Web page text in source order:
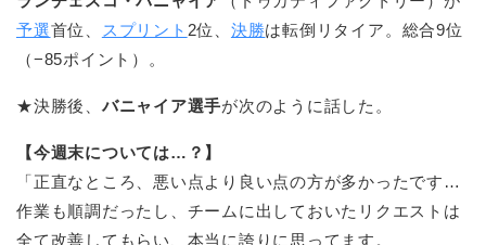
予選首位、 スプリント 2位、 決勝は転倒リタイア。総合9位
（−85ポイント）。
★決勝後、 バニャイア選手が次のように話した。
【今週末については…？】
「正直なところ、悪い点より良い点の方が多かったです…
作業も順調だったし、チームに出しておいたリクエストは
全て改善してもらい、本当に誇りに思ってます。